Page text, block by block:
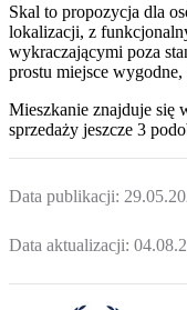
Skal to propozycja dla
lokalizacji, z
wykraczającymi poza
prostu miejsce
Mieszkanie znajduje się
sprzedaży jeszcze 3
Data publikacji:
Data aktualizacji: